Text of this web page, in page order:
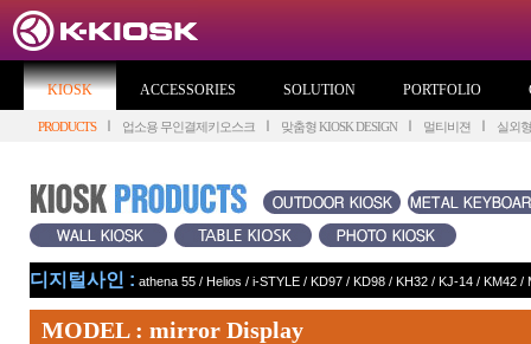
KIOSK ACCESSORIES SOLUTION PORTFOLIO
PRODUCTS 업소용 무인결제키오스크 맞춤형 KIOSK DESIGN 멀티비젼 실외
디지털사인 : athena 55 / Helios / i-STYLE / KD97 / KD98 / KH32 / KJ-14 / KM42 /
MODEL : mirror Display